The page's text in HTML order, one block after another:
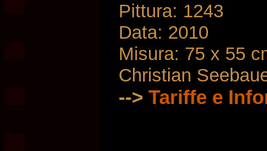
Pittura: 1243
Data: 2010
Misura: 75 x 55
Christian
--> Tariffe e